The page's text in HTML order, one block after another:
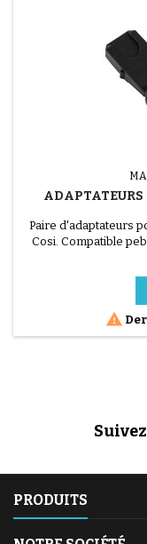
ADAPTATEURS
Paire d'adaptateurs
Cosi. Compatible

PRODUITS